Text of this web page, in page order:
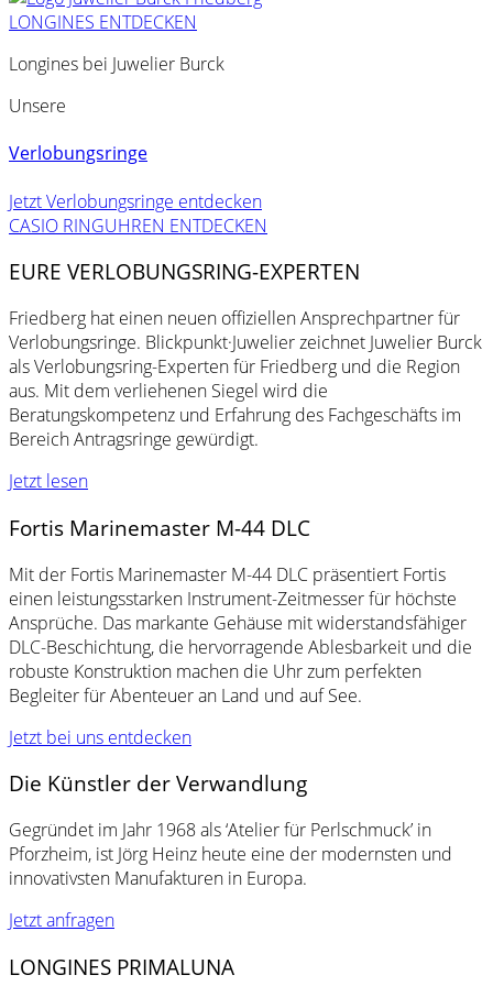
LONGINES ENTDECKEN
Longines bei Juwelier Burck
Unsere
Verlobungsringe
Jetzt Verlobungsringe entdecken
CASIO RINGUHREN ENTDECKEN
EURE VERLOBUNGSRING-EXPERTEN
Friedberg hat einen neuen offiziellen Ansprechpartner für
Verlobungsringe. Blickpunkt·Juwelier zeichnet Juwelier Burck
als Verlobungsring-Experten für Friedberg und die Region
aus. Mit dem verliehenen Siegel wird die
Beratungskompetenz und Erfahrung des Fachgeschäfts im
Bereich Antragsringe gewürdigt.
Jetzt lesen
Fortis Marinemaster M-44 DLC
Mit der Fortis Marinemaster M-44 DLC präsentiert Fortis
einen leistungsstarken Instrument-Zeitmesser für höchste
Ansprüche. Das markante Gehäuse mit widerstandsfähiger
DLC-Beschichtung, die hervorragende Ablesbarkeit und die
robuste Konstruktion machen die Uhr zum perfekten
Begleiter für Abenteuer an Land und auf See.
Jetzt bei uns entdecken
Die Künstler der Verwandlung
Gegründet im Jahr 1968 als ‘Atelier für Perlschmuck’ in
Pforzheim, ist Jörg Heinz heute eine der modernsten und
innovativsten Manufakturen in Europa.
Jetzt anfragen
LONGINES PRIMALUNA